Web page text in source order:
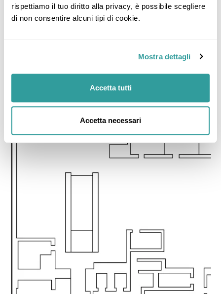
rispettiamo il tuo diritto alla privacy, è possibile scegliere
di non consentire alcuni tipi di cookie.
Mostra dettagli
Accetta tutti
Accetta necessari